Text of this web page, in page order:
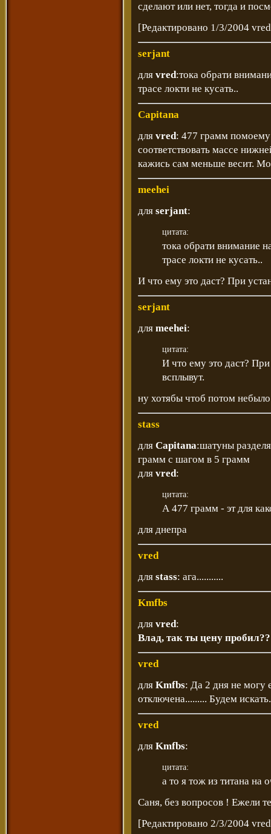
сделают или нет, тогда и
[Редактировано 1/3/2004
serjant
для vred:тока обрати
трасе локти не кусать..
Capitana
для vred: 477 грамм
соответствовать массе
кажись сам меньше весит.
meehei
для serjant:
цитата:
тока обрати внимание
трасе локти не кусать..
И что ему это даст? При
serjant
для meehei:
цитата:
И что ему это даст?
всплывут.
ну хотябы чтоб потом
stass
для Capitana:шатуны
грамм с шагом в 5 грамм
для vred:
цитата:
А 477 грамм - эт для
для днепра
vred
для stass: ага...........
Kmfbs
для vred:
Влад, так ты цену
vred
для Kmfbs: Да 2 дня не могу
отключена......... Будем искать.
vred
для Kmfbs:
цитата:
а то я тож из титана на
Саня, без вопросов ! Ежели
[Редактировано 2/3/2004